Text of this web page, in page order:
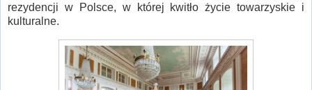
rezydencji w Polsce, w której kwitło życie towarzyskie i
kulturalne.